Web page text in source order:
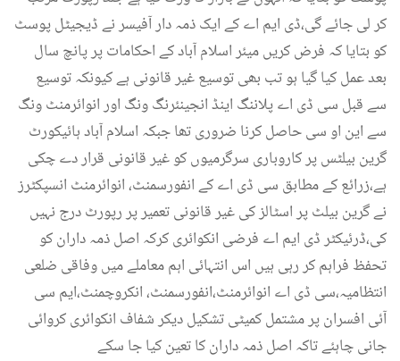
کر لی جائے گی،ڈی ایم اے کے ایک ذمہ دار آفیسر نے ڈیجیٹل پوسٹ
کو بتایا کہ فرض کریں میئر اسلام آباد کے احکامات پر پانچ سال
بعد عمل کیا گیا ہو تب بھی توسیع غیر قانونی ہے کیونکہ توسیع
سے قبل سی ڈی اے پلاننگ اینڈ انجینئرنگ ونگ اور انوائرمنٹ ونگ
سے این او سی حاصل کرنا ضروری تھا جبکہ اسلام آباد ہائیکورٹ
گرین بیلٹس پر کاروباری سرگرمیوں کو غیر قانونی قرار دے چکی
ہے،زرائع کے مطابق سی ڈی اے کے انفورسمنٹ، انوائرمنٹ انسپکٹرز
نے گرین بیلٹ پر اسٹالز کی غیر قانونی تعمیر پر رپورٹ درج نہیں
کی،ڈرئیکٹر ڈی ایم اے فرضی انکوائری کرکہ اصل ذمہ داران کو
تحفظ فراہم کر رہی ہیں اس انتہائی اہم معاملے میں وفاقی ضلعی
انتظامیہ،سی ڈی اے انوائرمنٹ،انفورسمنٹ، انکروچمنٹ،ایم سی
آئی افسران پر مشتمل کمیٹی تشکیل دیکر شفاف انکوائری کروائی
جانی چاہئے تاکہ اصل ذمہ داران کا تعین کیا جا سکے